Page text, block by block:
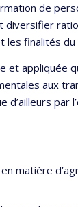
de
diversifier
finalités du
et appliquée
aux
d’ailleurs par
matière